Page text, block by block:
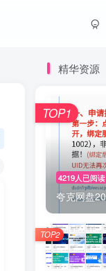
精华资源
4219人已阅读
夸克网盘
TOP1
TOP2